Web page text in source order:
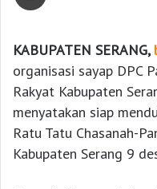
KABUPATEN SERANG,
organisasi sayap DPC
Rakyat Kabupaten
menyatakan siap
Ratu Tatu Chasanah-
Kabupaten Serang 9